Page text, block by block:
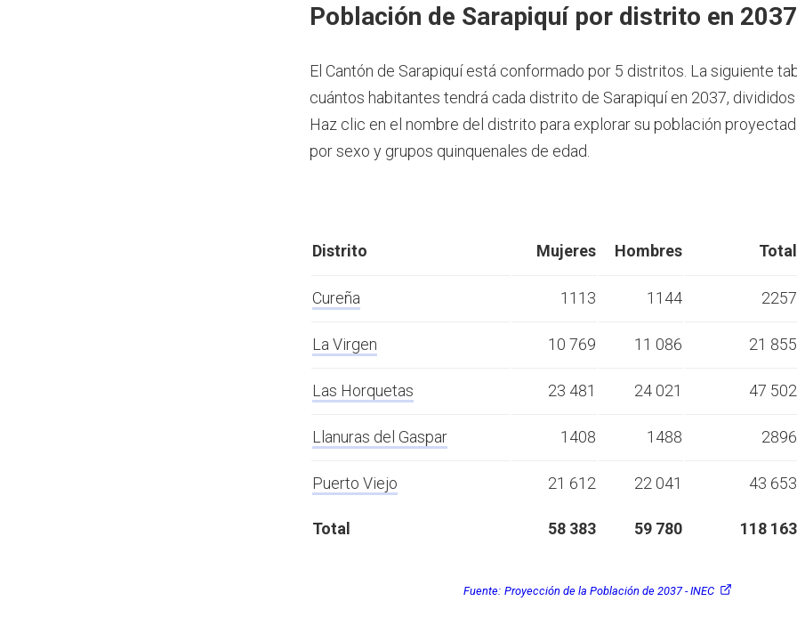
Población de Sarapiquí por distrito en 2037
El Cantón de Sarapiquí está conformado por 5 distritos. La siguiente
cuántos habitantes tendrá cada distrito de Sarapiquí en 2037,
Haz clic en el nombre del distrito para explorar su población
por sexo y grupos quinquenales de edad.
Distrito Mujeres Hombres Total
Cureña 1113 1144 2257
La Virgen 10 769 11 086 21 855
Las Horquetas 23 481 24 021 47 502
Llanuras del Gaspar 1408 1488 2896
Puerto Viejo 21 612 22 041 43 653
Total 58 383 59 780 118 163
Fuente: Proyección de la Población de 2037 - INEC